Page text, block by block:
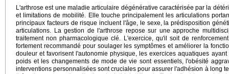
L'arthrose est une maladie articulaire dégénérative caractérisée par la
et limitations de mobilité. Elle touche principalement les articulations
principaux facteurs de risque incluent l'âge, le sexe, la prédisposition
articulations. La gestion de l'arthrose repose sur une approche
traitement non pharmacologique clé. L'exercice, qu'il soit de
fortement recommandé pour soulager les symptômes et améliorer la
douleur et favorisent l'autonomie physique, les exercices aquatiques
poids et les changements de mode de vie sont essentiels, l'obésité
interventions personnalisées sont cruciales pour assurer l'adhésion à long